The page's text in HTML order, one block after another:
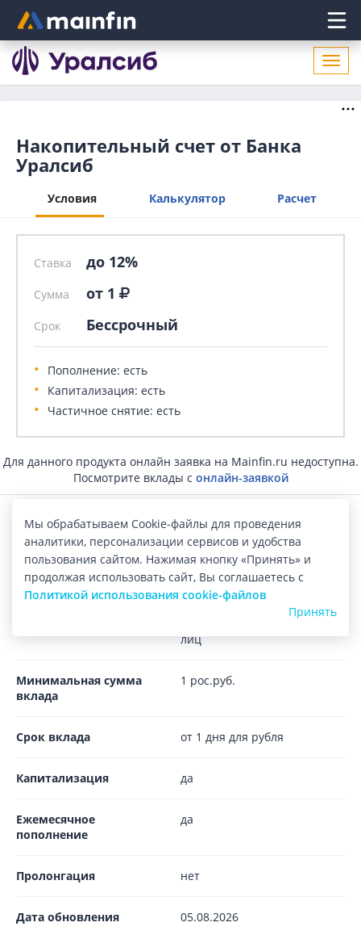
Главное меню
Накопительный счет от Банка
Уралсиб
Условия Калькулятор Расчет
Ставка до 12%
Сумма от 1
Срок Бессрочный
Пополнение: есть
Капитализация: есть
Частичное снятие: есть
Для данного продукта онлайн заявка на Mainfin.ru недоступна.
Посмотрите вклады с онлайн-заявкой
Детальные условия вклада
Условия вклада
Валюта вклада Рубль
Вклады для физических
лиц
Минимальная сумма
вклада
1 рос.руб.
Срок вклада от 1 дня для рубля
Капитализация да
Ежемесячное
пополнение
да
Пролонгация нет
Дата обновления 05.08.2026
Мы обрабатываем Cookie-файлы для проведения
аналитики, персонализации сервисов и удобства
пользования сайтом. Нажимая кнопку «Принять» и
продолжая использовать сайт, Вы соглашаетесь с
Политикой использования cookie-файлов
Принять